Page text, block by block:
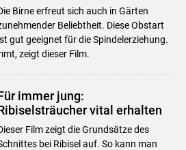
Birne erfreut sich auch in Gärten
Beliebtheit. Diese Obstart
gut geeignet für die Spindelerziehung.
zeigt dieser Film.
immer jung:
vital erhalten
Film zeigt die Grundsätze des
bei Ribisel auf. So kann man